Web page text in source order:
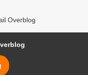
Overblog